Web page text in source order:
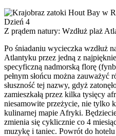
Dzień 4
Z prądem natury: Wzdłuż plaż
Po śniadaniu wycieczka wzdłuż
Atlantyku przez jedną z
specyficzną nadmorską florę
pełnym słońcu można
słuszność tej nazwy, gdyż
zamieszkałą przez kilka tysięcy
niesamowite przeżycie, nie tylko
kulinarnej mapie Afryki.
zmienia się cyklicznie co 4
muzykę i taniec. Powrót do